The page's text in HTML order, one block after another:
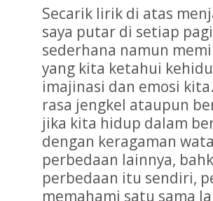
Secarik lirik di atas
saya putar di setiap
sederhana namun
yang kita ketahui
imajinasi dan emosi
rasa jengkel ataupun
jika kita hidup dalam
dengan keragaman
perbedaan lainnya,
perbedaan itu sendiri,
memahami satu sama